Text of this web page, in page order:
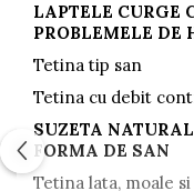
LAPTELE CURGE
PROBLEMELE DE
Tetina tip san
Tetina cu debit
SUZETA
FORMA DE SAN
Tetina lata, moale